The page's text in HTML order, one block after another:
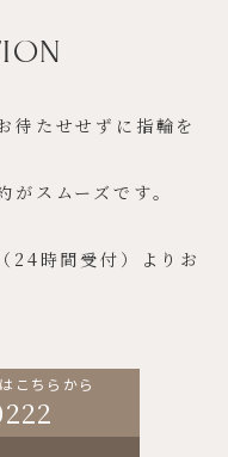
待たせせずに指輪を
スムーズです。
24時間受付）よりお
こちらから